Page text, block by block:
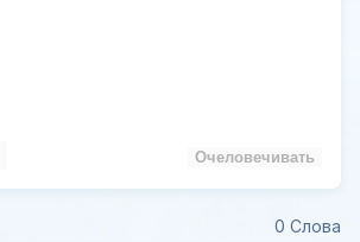
Очеловечивать
0 Слова